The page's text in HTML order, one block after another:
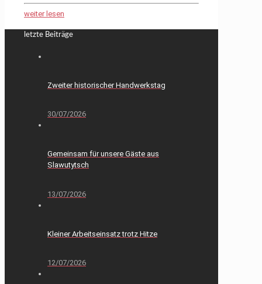
weiter lesen
letzte Beiträge
Zweiter historischer Handwerkstag
30/07/2026
Gemeinsam für unsere Gäste aus
Slawutytsch
13/07/2026
Kleiner Arbeitseinsatz trotz Hitze
12/07/2026